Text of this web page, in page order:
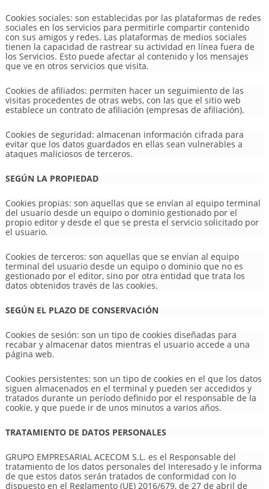
Cookies sociales: son establecidas por las plataformas de redes
sociales en los servicios para permitirle compartir contenido
con sus amigos y redes. Las plataformas de medios sociales
tienen la capacidad de rastrear su actividad en línea fuera de
los Servicios. Esto puede afectar al contenido y los mensajes
que ve en otros servicios que visita.
Cookies de afiliados: permiten hacer un seguimiento de las
visitas procedentes de otras webs, con las que el sitio web
establece un contrato de afiliación (empresas de afiliación).
Cookies de seguridad: almacenan información cifrada para
evitar que los datos guardados en ellas sean vulnerables a
ataques maliciosos de terceros.
SEGÚN LA PROPIEDAD
Cookies propias: son aquellas que se envían al equipo terminal
del usuario desde un equipo o dominio gestionado por el
propio editor y desde el que se presta el servicio solicitado por
el usuario.
Cookies de terceros: son aquellas que se envían al equipo
terminal del usuario desde un equipo o dominio que no es
gestionado por el editor, sino por otra entidad que trata los
datos obtenidos través de las cookies.
SEGÚN EL PLAZO DE CONSERVACIÓN
Cookies de sesión: son un tipo de cookies diseñadas para
recabar y almacenar datos mientras el usuario accede a una
página web.
Cookies persistentes: son un tipo de cookies en el que los datos
siguen almacenados en el terminal y pueden ser accedidos y
tratados durante un período definido por el responsable de la
cookie, y que puede ir de unos minutos a varios años.
TRATAMIENTO DE DATOS PERSONALES
GRUPO EMPRESARIAL ACECOM S.L. es el Responsable del
tratamiento de los datos personales del Interesado y le informa
de que estos datos serán tratados de conformidad con lo
dispuesto en el Reglamento (UE) 2016/679, de 27 de abril de